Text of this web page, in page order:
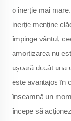
o inerție mai
inerție menține
împinge vântul,
amortizarea nu
ușoară decât una
este avantajos în
înseamnă un
începe să